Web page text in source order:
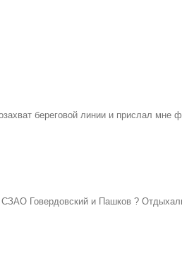
береговой линии и прислал мне
Говердовский и Пашков ?